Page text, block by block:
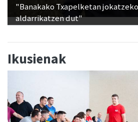
"Banakako Txapelketan
aldarrikatzen dut"
Ikusienak